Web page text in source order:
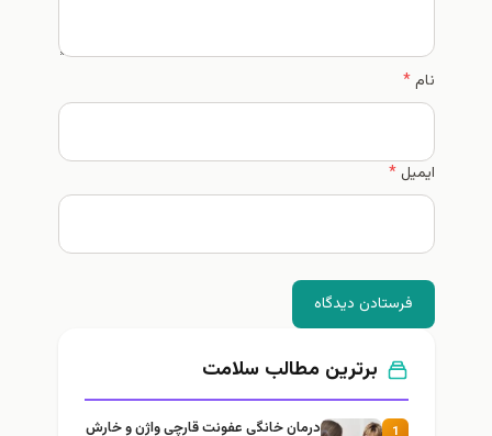
نام*
ایمیل*
فرستادن دیدگاه
برترین مطالب سلامت
1
درمان خانگی عفونت قارچی واژن و خارش